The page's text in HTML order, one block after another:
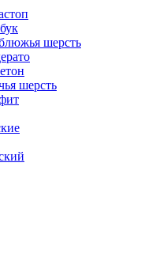
шерсть
шерсть